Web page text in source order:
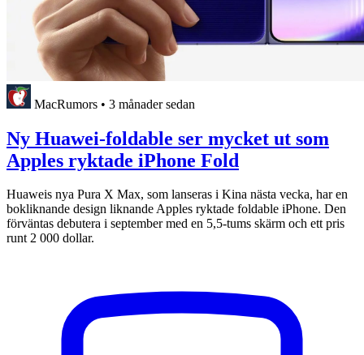
MacRumors • 3 månader sedan
Ny Huawei-foldable ser mycket ut som
Apples ryktade iPhone Fold
Huaweis nya Pura X Max, som lanseras i Kina nästa vecka, har en
bokliknande design liknande Apples ryktade foldable iPhone. Den
förväntas debutera i september med en 5,5-tums skärm och ett pris
runt 2 000 dollar.